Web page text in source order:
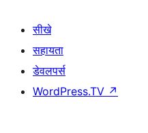
सीखे
सहायता
डेवलपर्स
WordPress.TV ↗